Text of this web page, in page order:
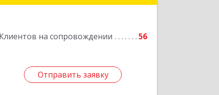
Клиентов на сопровождении 56
Отправить заявку
Отправить заявку